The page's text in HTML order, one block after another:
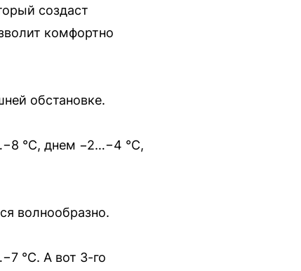
создаст
комфортно
обстановке.
°C, днем −2…−4 °C,
волнообразно.
°C. А вот 3-го